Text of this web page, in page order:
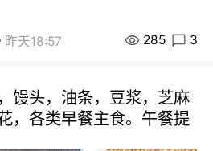
昨天18:57 285 3
馒头，油条，豆浆，芝麻
，各类早餐主食。午餐提